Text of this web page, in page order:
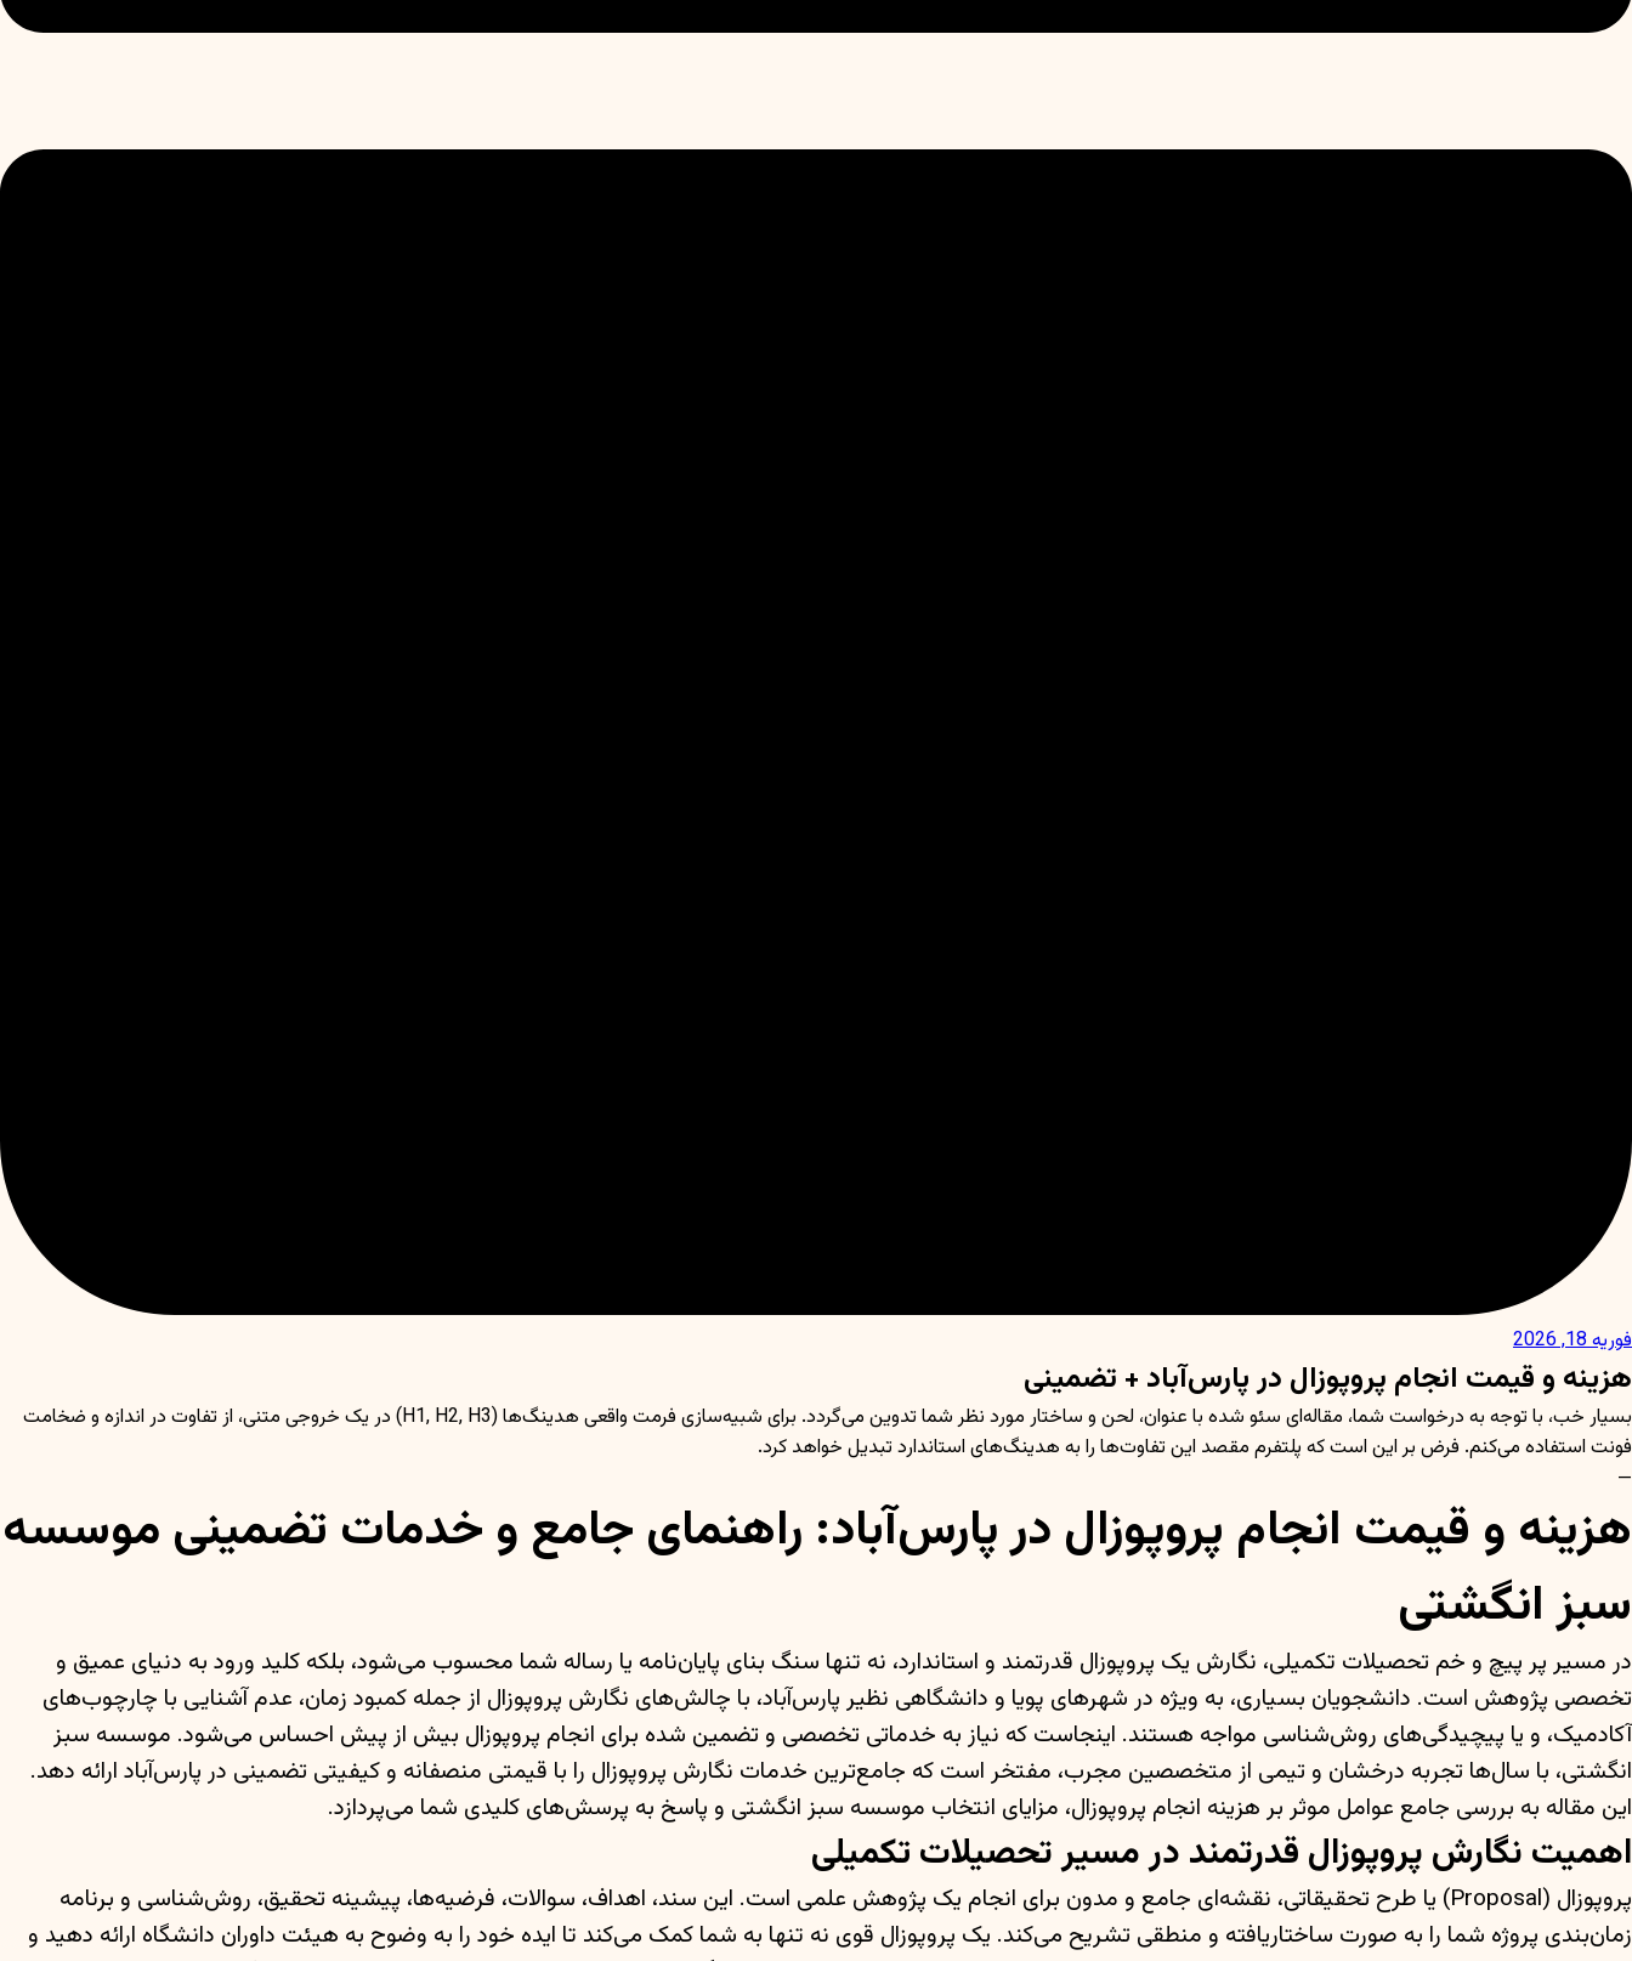
فوریه 18, 2026
هزینه و قیمت انجام پروپوزال در پارس‌آباد + تضمینی
بسیار خب، با توجه به درخواست شما، مقاله‌ای سئو شده با عنوان، لحن و ساختار مورد نظر شما تدوین می‌گردد. برای شبیه‌سازی فرمت واقعی هدینگ‌ها (H1, H2, H3) در یک خروجی متنی، از تفاوت در اندازه و ضخامت
فونت استفاده می‌کنم. فرض بر این است که پلتفرم مقصد این تفاوت‌ها را به هدینگ‌های استاندارد تبدیل خواهد کرد.
—
هزینه و قیمت انجام پروپوزال در پارس‌آباد: راهنمای جامع و خدمات تضمینی موسسه
سبز انگشتی
در مسیر پر پیچ و خم تحصیلات تکمیلی، نگارش یک پروپوزال قدرتمند و استاندارد، نه تنها سنگ بنای پایان‌نامه یا رساله شما محسوب می‌شود، بلکه کلید ورود به دنیای عمیق و
تخصصی پژوهش است. دانشجویان بسیاری، به ویژه در شهرهای پویا و دانشگاهی نظیر پارس‌آباد، با چالش‌های نگارش پروپوزال از جمله کمبود زمان، عدم آشنایی با چارچوب‌های
آکادمیک، و یا پیچیدگی‌های روش‌شناسی مواجه هستند. اینجاست که نیاز به خدماتی تخصصی و تضمین شده برای انجام پروپوزال بیش از پیش احساس می‌شود. موسسه سبز
انگشتی، با سال‌ها تجربه درخشان و تیمی از متخصصین مجرب، مفتخر است که جامع‌ترین خدمات نگارش پروپوزال را با قیمتی منصفانه و کیفیتی تضمینی در پارس‌آباد ارائه دهد.
این مقاله به بررسی جامع عوامل موثر بر هزینه انجام پروپوزال، مزایای انتخاب موسسه سبز انگشتی و پاسخ به پرسش‌های کلیدی شما می‌پردازد.
اهمیت نگارش پروپوزال قدرتمند در مسیر تحصیلات تکمیلی
پروپوزال (Proposal) یا طرح تحقیقاتی، نقشه‌ای جامع و مدون برای انجام یک پژوهش علمی است. این سند، اهداف، سوالات، فرضیه‌ها، پیشینه تحقیق، روش‌شناسی و برنامه
زمان‌بندی پروژه شما را به صورت ساختاریافته و منطقی تشریح می‌کند. یک پروپوزال قوی نه تنها به شما کمک می‌کند تا ایده خود را به وضوح به هیئت داوران دانشگاه ارائه دهید و